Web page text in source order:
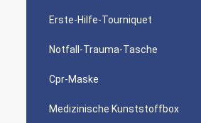
Erste-Hilfe-Tourniquet
Notfall-Trauma-Tasche
Cpr-Maske
Medizinische Kunststoffbox